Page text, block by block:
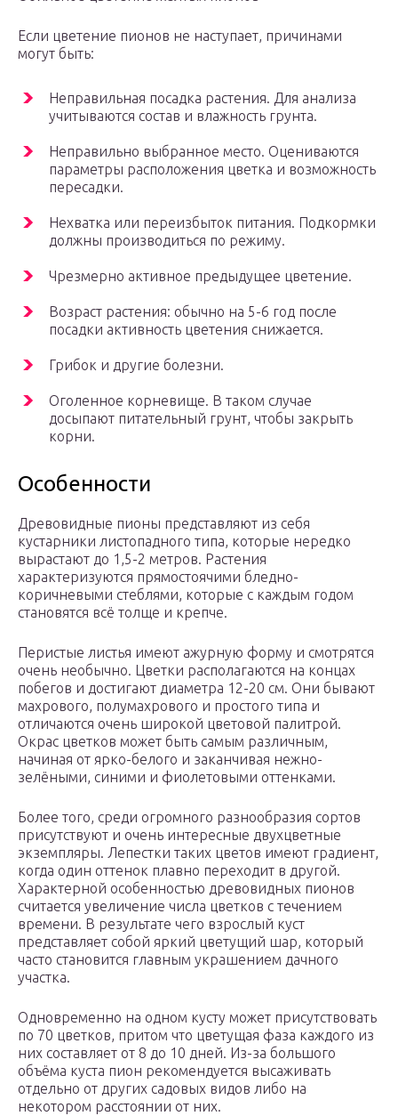
Если цветение пионов не наступает, причинами
могут быть:
Неправильная посадка растения. Для анализа
учитываются состав и влажность грунта.
Неправильно выбранное место. Оцениваются
параметры расположения цветка и возможность
пересадки.
Нехватка или переизбыток питания. Подкормки
должны производиться по режиму.
Чрезмерно активное предыдущее цветение.
Возраст растения: обычно на 5-6 год после
посадки активность цветения снижается.
Грибок и другие болезни.
Оголенное корневище. В таком случае
досыпают питательный грунт, чтобы закрыть
корни.
Особенности
Древовидные пионы представляют из себя
кустарники листопадного типа, которые нередко
вырастают до 1,5-2 метров. Растения
характеризуются прямостоячими бледно-
коричневыми стеблями, которые с каждым годом
становятся всё толще и крепче.
Перистые листья имеют ажурную форму и смотрятся
очень необычно. Цветки располагаются на концах
побегов и достигают диаметра 12-20 см. Они бывают
махрового, полумахрового и простого типа и
отличаются очень широкой цветовой палитрой.
Окрас цветков может быть самым различным,
начиная от ярко-белого и заканчивая нежно-
зелёными, синими и фиолетовыми оттенками.
Более того, среди огромного разнообразия сортов
присутствуют и очень интересные двухцветные
экземпляры. Лепестки таких цветов имеют градиент,
когда один оттенок плавно переходит в другой.
Характерной особенностью древовидных пионов
считается увеличение числа цветков с течением
времени. В результате чего взрослый куст
представляет собой яркий цветущий шар, который
часто становится главным украшением дачного
участка.
Одновременно на одном кусту может присутствовать
по 70 цветков, притом что цветущая фаза каждого из
них составляет от 8 до 10 дней. Из-за большого
объёма куста пион рекомендуется высаживать
отдельно от других садовых видов либо на
некотором расстоянии от них.